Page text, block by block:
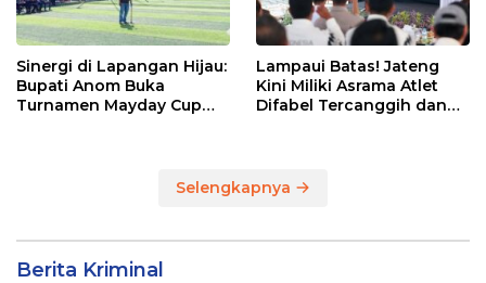
Sinergi di Lapangan Hijau:
Bupati Anom Buka
Turnamen Mayday Cup
Lampaui Batas! Jateng
Kini Miliki Asrama Atlet
Difabel Tercanggih dan
Selengkapnya
Berita Kriminal